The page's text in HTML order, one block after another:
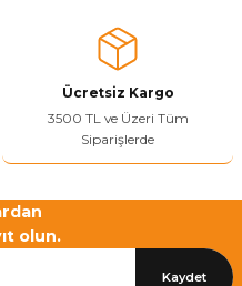
Ücretsiz Kargo
3500 TL ve Üzeri Tüm
Siparişlerde
olun.
Kaydet